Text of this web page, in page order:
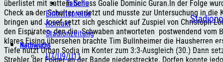
Tabelle
Eintrittspreise
Kontakt
Stadionzeitung
Nachwuchs
U7/U9/U11
überlistet mit sattem Schuss Goalie Dominic Guran.In der Folge
Check an der Schulter verletzt und musste zur Untersuchung in
bringen und Josef setzt sich geschickt auf Zuspiel von Christoph
den Eispiraten, den die Schwaben antworteten postwendend vom
klares Eising übersehen brachte Tim Bullnheimer die Hausherren
Tiefe nutzt Urban Sodja im Konter zum 3:3-Ausgleich (30.) Dann
Strehler, der Folger an der Bande niederstreckte. Dorfen konnte